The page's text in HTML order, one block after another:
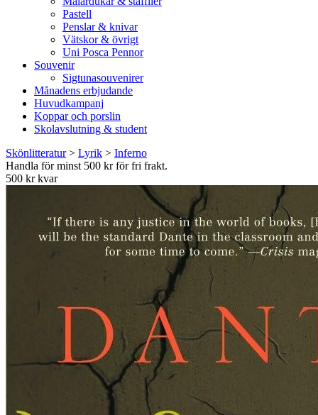
Pastell
Penslar & knivar
Vätskor & övrigt
Uni Posca Pennor
Souvenir
Sigtunasouvenirer
Månadens erbjudande
Huvudkampanj
Koppar och porslin
Skolavslutning & student
Skönlitteratur> Lyrik > Inferno
Handla för minst 500 kr för fri frakt.
500 kr kvar